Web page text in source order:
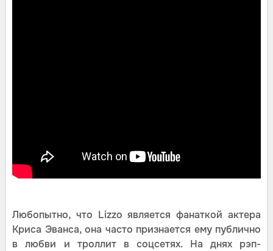
Любопытно, что Lizzo является фанаткой актера
Криса Эванса, она часто признается ему публично
в любви и троллит в соцсетях. На днях рэп-